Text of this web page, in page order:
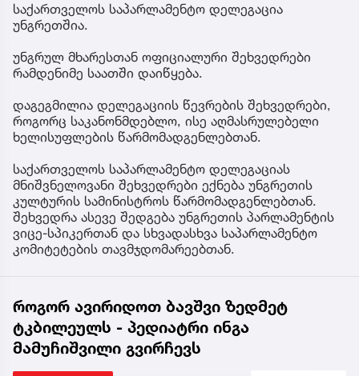
საქართველოს საპარლამენტო დელეგაცია
უნგრეთშია.
უნგრულ მხარესთან ოფიციალური შეხვედრები
რამდენიმე საათში დაიწყება.
დაგეგმილია დელეგაციის წევრების შეხვედრები,
როგორც საკანონმდებლო, ისე აღმასრულებელი
ხელისუფლების წარმომადგენლებთან.
საქართველოს საპარლამენტო დელეგაციას
მნიშვნელოვანი შეხვედრები ექნება უნგრეთის
კულტურის სამინისტროს წარმომადგენლებთან.
შეხვედრა ასევე შედგება უნგრეთის პარლამენტის
ვიცე-სპიკერთან და სხვადასხვა საპარლამენტო
კომიტეტების თავმჯდომარეებთან.
როგორ ავირიდოთ ბავშვი ზედმეტ
ტკბილეულს - პედიატრი ინგა
მამუჩიშვილი გვირჩევს